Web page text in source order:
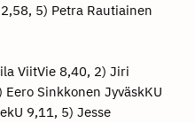
5) Petra Rautiainen
ViitVie 8,40, 2) Jiri
Sinkkonen JyväskKU
9,11, 5) Jesse